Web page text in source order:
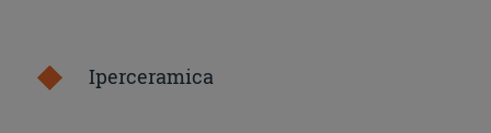
Iperceramica